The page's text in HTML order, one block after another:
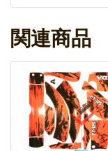
関連商品